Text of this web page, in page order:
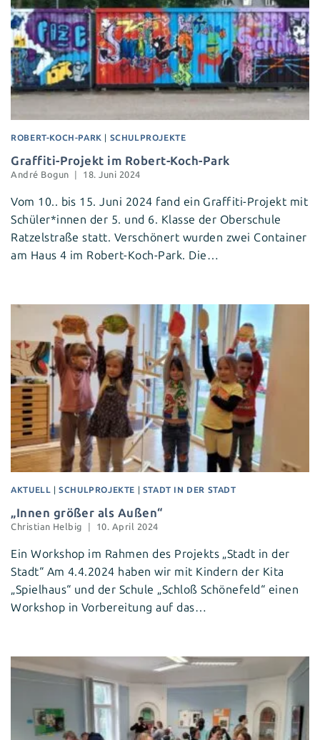
ROBERT-KOCH-PARK SCHULPROJEKTE
Graffiti-Projekt im Robert-Koch-Park
André Bogun 18. Juni 2024
Vom 10.. bis 15. Juni 2024 fand ein Graffiti-Projekt mit
Schüler*innen der 5. und 6. Klasse der Oberschule
Ratzelstraße statt. Verschönert wurden zwei Container
am Haus 4 im Robert-Koch-Park. Die…
AKTUELL |SCHULPROJEKTE STADT IN DER STADT
„Innen größer als Außen“
Christian Helbig 10. April 2024
Ein Workshop im Rahmen des Projekts „Stadt in der
Stadt“ Am 4.4.2024 haben wir mit Kindern der Kita
„Spielhaus“ und der Schule „Schloß Schönefeld“ einen
Workshop in Vorbereitung auf das…